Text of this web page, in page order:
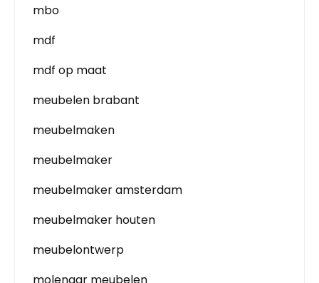
mbo
mdf
mdf op maat
meubelen brabant
meubelmaken
meubelmaker
meubelmaker amsterdam
meubelmaker houten
meubelontwerp